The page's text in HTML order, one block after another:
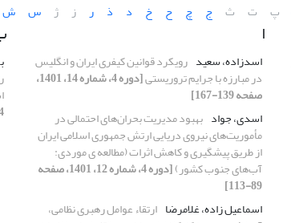
پ ت ث ج چ ح خ د ذ ر ز ژ س ش
ا
اسدزاده، سعید رویکرد قوانین کیفری ایران و انگلیس
در مبارزه با جرایم تروریستی [دوره 4، شماره 14، 1401،
صفحه 139-167]
اسدی، جواد بهبود مدیریت بحران‌های احتمالی در
مأموریت‌های نیروی دریایی ارتش جمهوری اسلامی ایران
از طریق پیشگیری و کاهش اثرات (مطالعه ی موردی:
آب‌های جنوب کشور) [دوره 4، شماره 12، 1401، صفحه
89-113]
اسماعیل زاده، غلامرضا ارتقاء عوامل رهبری نظامی،
14،